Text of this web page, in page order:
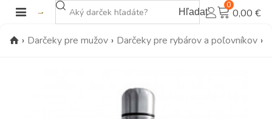
Hľadať
0
0,00 €
› Darčeky pre mužov › Darčeky pre rybárov a poľovníkov ›